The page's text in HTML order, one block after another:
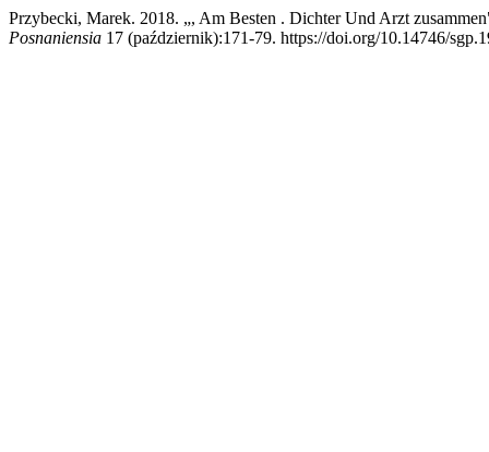
Przybecki, Marek. 2018. „, Am Besten . Dichter Und Arzt
Posnaniensia 17 (październik):171-79. https://doi.org/10.14746/